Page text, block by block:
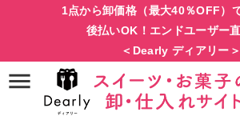
1点から卸価格（最大40％OFF）
後払いOK！エンドユーザー
＜Dearly ディアリー＞